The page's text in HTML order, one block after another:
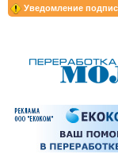
Уведомление